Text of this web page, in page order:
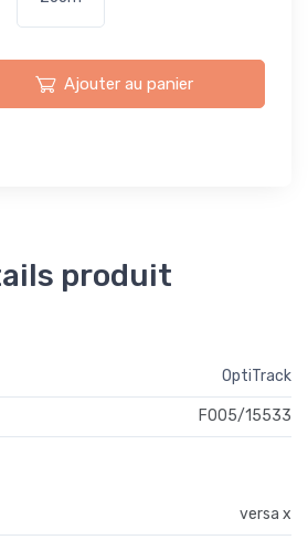
Ajouter au panier
produit
OptiTrack
F005/15533
versa x